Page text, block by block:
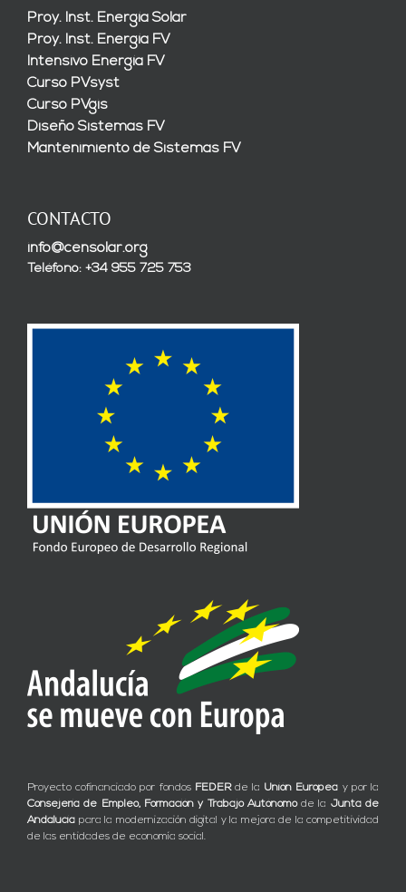
Proy. Inst. Energía Solar
Proy. Inst. Energía FV
Intensivo Energía FV
Curso PVsyst
Curso PVgis
Diseño Sistemas FV
Mantenimiento de Sistemas FV
CONTACTO
info@censolar.org
Teléfono: +34 955 725 753
Proyecto cofinanciado por fondos FEDERde la Unión Europea y por la
Consejería de Empleo, Formación y Trabajo Autónomode la Junta de
Andalucía para la modernización digital y la mejora de la competitividad
de las entidades de economía social.